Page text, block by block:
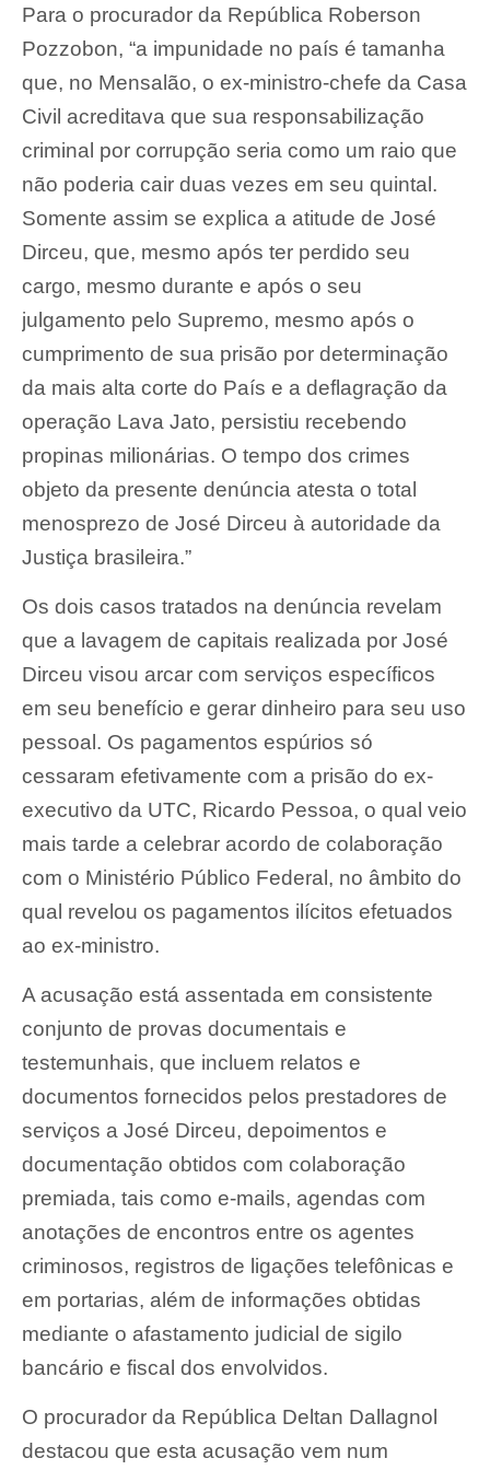
Para o procurador da República Roberson
Pozzobon, “a impunidade no país é tamanha
que, no Mensalão, o ex-ministro-chefe da Casa
Civil acreditava que sua responsabilização
criminal por corrupção seria como um raio que
não poderia cair duas vezes em seu quintal.
Somente assim se explica a atitude de José
Dirceu, que, mesmo após ter perdido seu
cargo, mesmo durante e após o seu
julgamento pelo Supremo, mesmo após o
cumprimento de sua prisão por determinação
da mais alta corte do País e a deflagração da
operação Lava Jato, persistiu recebendo
propinas milionárias. O tempo dos crimes
objeto da presente denúncia atesta o total
menosprezo de José Dirceu à autoridade da
Justiça brasileira.”
Os dois casos tratados na denúncia revelam
que a lavagem de capitais realizada por José
Dirceu visou arcar com serviços específicos
em seu benefício e gerar dinheiro para seu uso
pessoal. Os pagamentos espúrios só
cessaram efetivamente com a prisão do ex-
executivo da UTC, Ricardo Pessoa, o qual veio
mais tarde a celebrar acordo de colaboração
com o Ministério Público Federal, no âmbito do
qual revelou os pagamentos ilícitos efetuados
ao ex-ministro.
A acusação está assentada em consistente
conjunto de provas documentais e
testemunhais, que incluem relatos e
documentos fornecidos pelos prestadores de
serviços a José Dirceu, depoimentos e
documentação obtidos com colaboração
premiada, tais como e-mails, agendas com
anotações de encontros entre os agentes
criminosos, registros de ligações telefônicas e
em portarias, além de informações obtidas
mediante o afastamento judicial de sigilo
bancário e fiscal dos envolvidos.
O procurador da República Deltan Dallagnol
destacou que esta acusação vem num